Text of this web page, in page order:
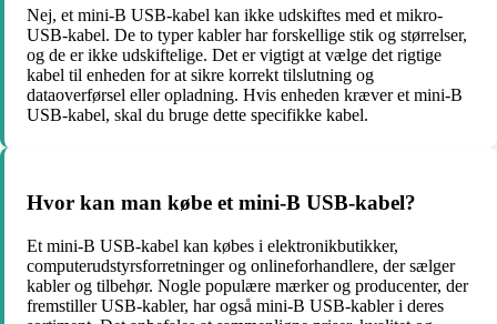
Nej, et mini-B USB-kabel kan ikke udskiftes med et mikro-
USB-kabel. De to typer kabler har forskellige stik og størrelser,
og de er ikke udskiftelige. Det er vigtigt at vælge det rigtige
kabel til enheden for at sikre korrekt tilslutning og
dataoverførsel eller opladning. Hvis enheden kræver et mini-B
USB-kabel, skal du bruge dette specifikke kabel.
Hvor kan man købe et mini-B USB-kabel?
Et mini-B USB-kabel kan købes i elektronikbutikker,
computerudstyrsforretninger og onlineforhandlere, der sælger
kabler og tilbehør. Nogle populære mærker og producenter, der
fremstiller USB-kabler, har også mini-B USB-kabler i deres